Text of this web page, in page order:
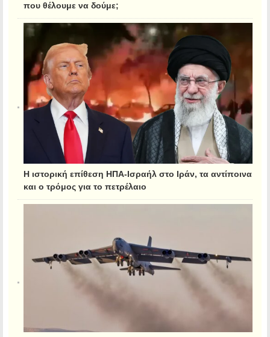
που θέλουμε να δούμε;
Η ιστορική επίθεση ΗΠΑ-Ισραήλ στο Ιράν, τα αντίποινα
και ο τρόμος για το πετρέλαιο